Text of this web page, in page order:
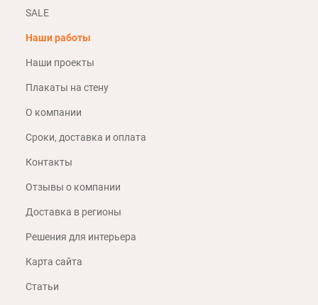
SALE
Наши работы
Наши проекты
Плакаты на стену
О компании
Сроки, доставка и оплата
Контакты
Отзывы о компании
Доставка в регионы
Решения для интерьера
Карта сайта
Статьи